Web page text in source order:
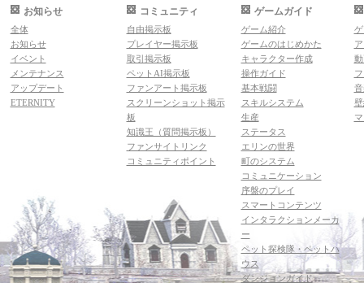
お知らせ
全体
お知らせ
イベント
メンテナンス
アップデート
ETERNITY
コミュニティ
自由掲示板
プレイヤー掲示板
取引掲示板
ペットAI掲示板
ファンアート掲示板
スクリーンショット掲示
板
知識王（質問掲示板）
ファンサイトリンク
コミュニティポイント
ゲームガイド
ゲーム紹介
ゲームのはじめかた
キャラクター作成
操作ガイド
基本戦闘
スキルシステム
生産
ステータス
エリンの世界
町のシステム
コミュニケーション
序盤のプレイ
スマートコンテンツ
インタラクションメーカ
ー
ペット探検隊・ペットハ
ウス
ダンジョンガイド